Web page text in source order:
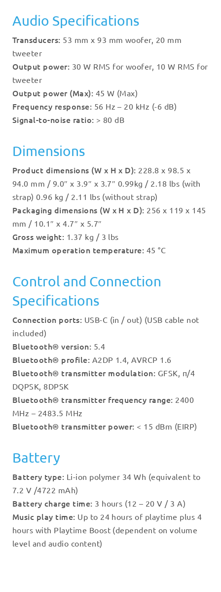
Audio Specifications
Transducers: 53 mm x 93 mm woofer, 20 mm
tweeter
Output power: 30 W RMS for woofer, 10 W RMS for
tweeter
Output power (Max): 45 W (Max)
Frequency response: 56 Hz – 20 kHz (-6 dB)
Signal-to-noise ratio: > 80 dB
Dimensions
Product dimensions (W x H x D): 228.8 x 98.5 x
94.0 mm / 9.0″ x 3.9″ x 3.7″ 0.99kg / 2.18 lbs (with
strap) 0.96 kg / 2.11 lbs (without strap)
Packaging dimensions (W x H x D): 256 x 119 x 145
mm / 10.1″ x 4.7″ x 5.7″
Gross weight: 1.37 kg / 3 lbs
Maximum operation temperature: 45 °C
Control and Connection
Specifications
Connection ports: USB-C (in / out) (USB cable not
included)
Bluetooth® version: 5.4
Bluetooth® profile: A2DP 1.4, AVRCP 1.6
Bluetooth® transmitter modulation: GFSK, π/4
DQPSK, 8DPSK
Bluetooth® transmitter frequency range: 2400
MHz – 2483.5 MHz
Bluetooth® transmitter power: < 15 dBm (EIRP)
Battery
Battery type: Li-ion polymer 34 Wh (equivalent to
7.2 V /4722 mAh)
Battery charge time: 3 hours (12 – 20 V / 3 A)
Music play time: Up to 24 hours of playtime plus 4
hours with Playtime Boost (dependent on volume
level and audio content)